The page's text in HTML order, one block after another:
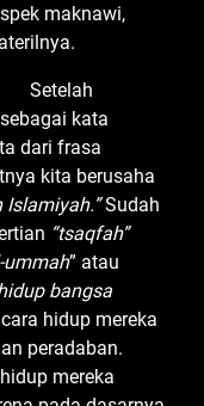
maknawi,
kata
dari frasa
kita berusaha
Islamiyah.”Sudah
“tsaqfah”
-ummah” atau
bangsa
hidup mereka
peradaban.
mereka